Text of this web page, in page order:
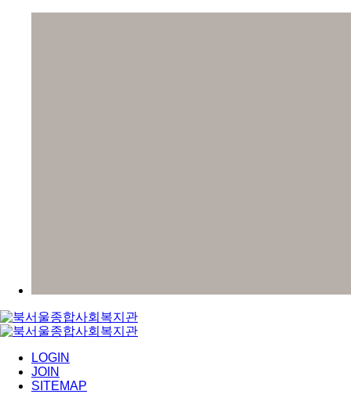
LOGIN
JOIN
SITEMAP